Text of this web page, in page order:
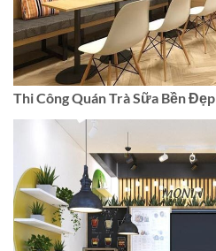
Thi Công Quán Trà Sữa Bền Đẹp